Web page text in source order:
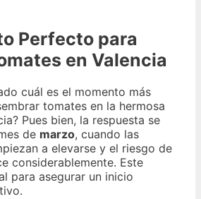
Perfecto para
en Valencia
cuál es el momento más
tomates en la hermosa
Pues bien, la respuesta se
de marzo, cuando las
a elevarse y el riesgo de
considerablemente. Este
para asegurar un inicio